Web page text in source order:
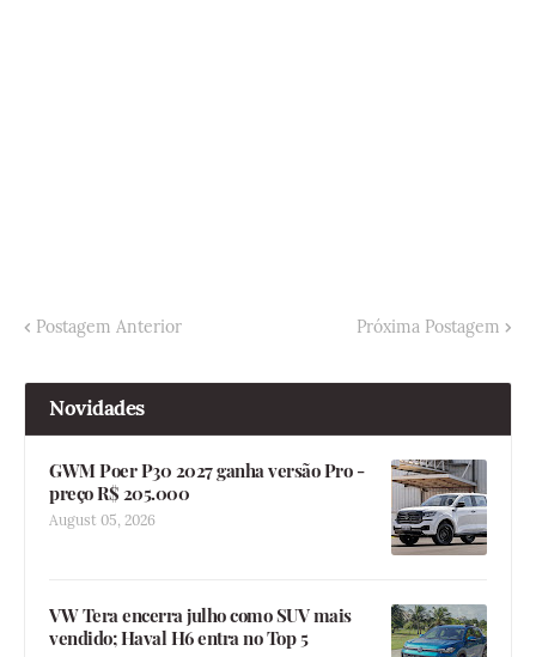
Postagem Anterior Próxima Postagem
Novidades
GWM Poer P30 2027 ganha versão Pro -
preço R$ 205.000
August 05, 2026
VW Tera encerra julho como SUV mais
vendido; Haval H6 entra no Top 5